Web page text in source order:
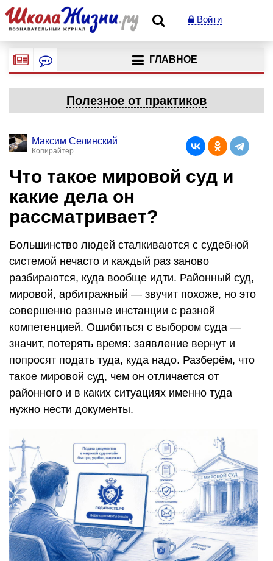
Войти
ГЛАВНОЕ
Полезное от практиков
Максим Селинский
Копирайтер
Что такое мировой суд и
какие дела он
рассматривает?
Большинство людей сталкиваются с судебной
системой нечасто и каждый раз заново
разбираются, куда вообще идти. Районный суд,
мировой, арбитражный — звучит похоже, но это
совершенно разные инстанции с разной
компетенцией. Ошибиться с выбором суда —
значит, потерять время: заявление вернут и
попросят подать туда, куда надо. Разберём, что
такое мировой суд, чем он отличается от
районного и в каких ситуациях именно туда
нужно нести документы.